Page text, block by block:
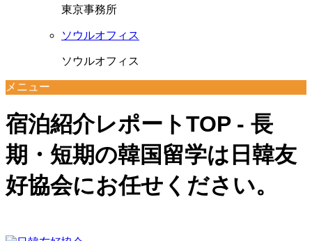
東京事務所
ソウルオフィス
ソウルオフィス
メニュー
宿泊紹介レポートTOP - 長
期・短期の韓国留学は日韓友
好協会にお任せください。